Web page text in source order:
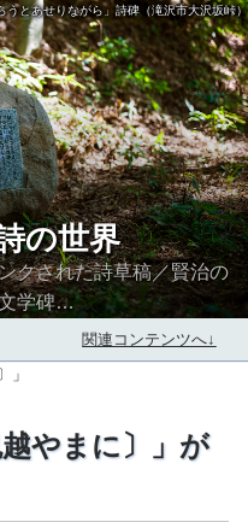
うとあせりながら」詩碑（滝沢市大沢坂峠）
の世界
クされた詩草稿／賢治の
学碑…
関連コンテンツへ↓
」
やまに〕」が